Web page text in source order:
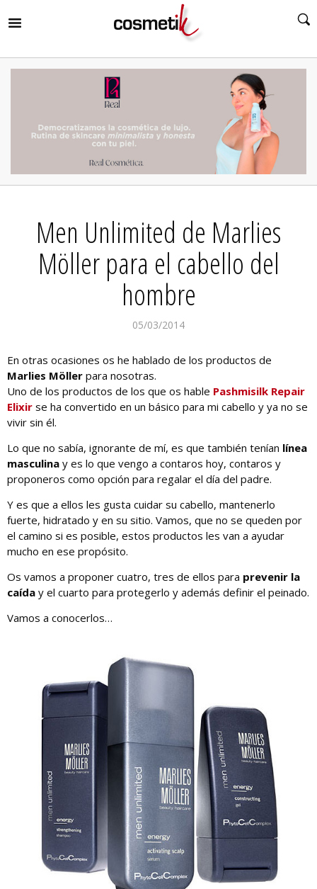
Men Unlimited de Marlies
Möller para el cabello del
hombre
05/03/2014
En otras ocasiones os he hablado de los productos de
Marlies Möller para nosotras.
Uno de los productos de los que os hable Pashmisilk Repair
Elixir se ha convertido en un básico para mi cabello y ya no se
vivir sin él.
Lo que no sabía, ignorante de mí, es que también tenían línea
masculina y es lo que vengo a contaros hoy, contaros y
proponeros como opción para regalar el día del padre.
Y es que a ellos les gusta cuidar su cabello, mantenerlo
fuerte, hidratado y en su sitio. Vamos, que no se queden por
el camino si es posible, estos productos les van a ayudar
mucho en ese propósito.
Os vamos a proponer cuatro, tres de ellos para prevenir la
caída y el cuarto para protegerlo y además definir el peinado.
Vamos a conocerlos…